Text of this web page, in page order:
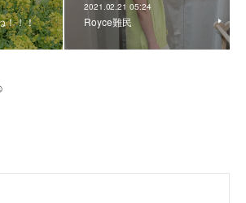
！！！
2021.02.21 05:24
Royce難民